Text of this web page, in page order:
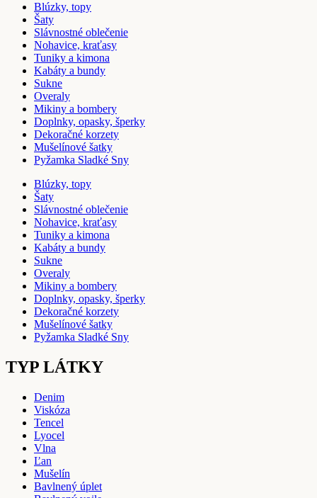
Blúzky, topy
Šaty
Slávnostné oblečenie
Nohavice, kraťasy
Tuniky a kimona
Kabáty a bundy
Sukne
Overaly
Mikiny a bombery
Doplnky, opasky, šperky
Dekoračné korzety
Mušelínové šatky
Pyžamka Sladké Sny
Blúzky, topy
Šaty
Slávnostné oblečenie
Nohavice, kraťasy
Tuniky a kimona
Kabáty a bundy
Sukne
Overaly
Mikiny a bombery
Doplnky, opasky, šperky
Dekoračné korzety
Mušelínové šatky
Pyžamka Sladké Sny
TYP LÁTKY
Denim
Viskóza
Tencel
Lyocel
Vlna
Ľan
Mušelín
Bavlnený úplet